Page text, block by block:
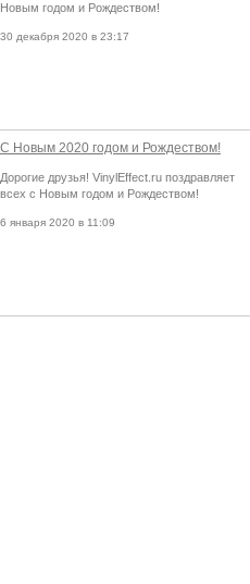
Новым годом и Рождеством!
30 декабря 2020 в 23:17
С Новым 2020 годом и Рождеством!
Дорогие друзья! VinylEffect.ru поздравляет
всех с Новым годом и Рождеством!
6 января 2020 в 11:09